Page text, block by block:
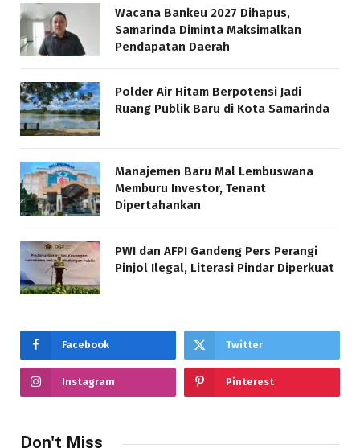
Wacana Bankeu 2027 Dihapus,
Samarinda Diminta Maksimalkan
Pendapatan Daerah
Polder Air Hitam Berpotensi Jadi
Ruang Publik Baru di Kota Samarinda
Manajemen Baru Mal Lembuswana
Memburu Investor, Tenant
Dipertahankan
PWI dan AFPI Gandeng Pers Perangi
Pinjol Ilegal, Literasi Pindar Diperkuat
Facebook Twitter
Instagram Pinterest
Don't Miss